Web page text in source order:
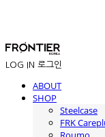
LOG IN 로그인
ABOUT
SHOP
Steelcase
FRK